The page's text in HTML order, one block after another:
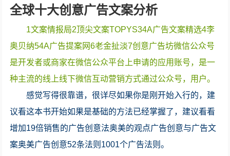
全球十大创意广告文案分析
1文案情报局2顶尖文案TOPYS34A广告文案精选4李
奥贝纳54A广告提案网6老金扯淡7创意广告坊微信公众号
是开发者或商家在微信公众平台上申请的应用账号，是一
种主流的线上线下微信互动营销方式通过公众号，用户。
感觉写得很靠谱，很详尽如果你是刚开始入行的，建
议看这本书开始如果是基础的方法已经掌握了，建议看看
增加19倍销售的广告创意法奥美的观点广告创意与广告文
案奥美广告创意52条法则1001个广告法则。